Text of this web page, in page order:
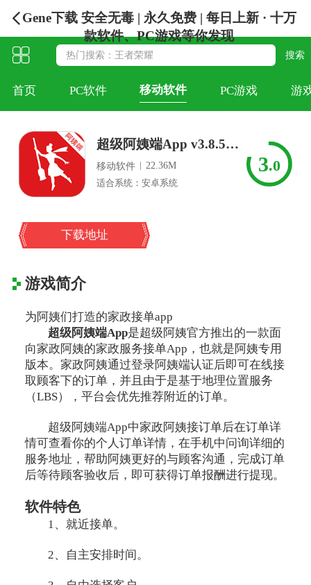
Gene下载 安全无毒 | 永久免费 | 每日上新 · 十万
款软件、PC游戏等你发现
首页 PC软件 移动软件 PC游戏 游
超级阿姨端App v3.8.57安卓版
移动软件 | 22.36M
适合系统：安卓系统
3.0
下载地址
游戏简介
为阿姨们打造的家政接单app
超级阿姨端App是超级阿姨官方推出的一款面
向家政阿姨的家政服务接单App，也就是阿姨专用
版本。家政阿姨通过登录阿姨端认证后即可在线接
取顾客下的订单，并且由于是基于地理位置服务
（LBS），平台会优先推荐附近的订单。
超级阿姨端App中家政阿姨接订单后在订单详
情可查看你的个人订单详情，在手机中问询详细的
服务地址，帮助阿姨更好的与顾客沟通，完成订单
后等待顾客验收后，即可获得订单报酬进行提现。
软件特色
1、就近接单。
2、自主安排时间。